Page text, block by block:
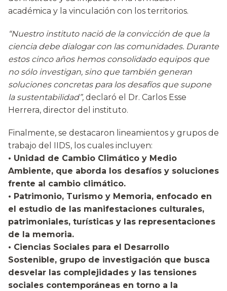
académica y la vinculación con los territorios.
“Nuestro instituto nació de la convicción de que la
ciencia debe dialogar con las comunidades. Durante
estos cinco años hemos consolidado equipos que
no sólo investigan, sino que también generan
soluciones concretas para los desafíos que supone
la sustentabilidad”, declaró el Dr. Carlos Esse
Herrera, director del instituto.
Finalmente, se destacaron lineamientos y grupos de
trabajo del IIDS, los cuales incluyen:
• Unidad de Cambio Climático y Medio
Ambiente, que aborda los desafíos y soluciones
frente al cambio climático.
• Patrimonio, Turismo y Memoria, enfocado en
el estudio de las manifestaciones culturales,
patrimoniales, turísticas y las representaciones
de la memoria.
• Ciencias Sociales para el Desarrollo
Sostenible, grupo de investigación que busca
desvelar las complejidades y las tensiones
sociales contemporáneas en torno a la